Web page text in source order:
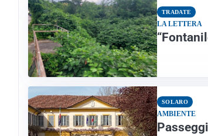
TRADATE
LA LETTERA
SOLARO
AMBIENTE